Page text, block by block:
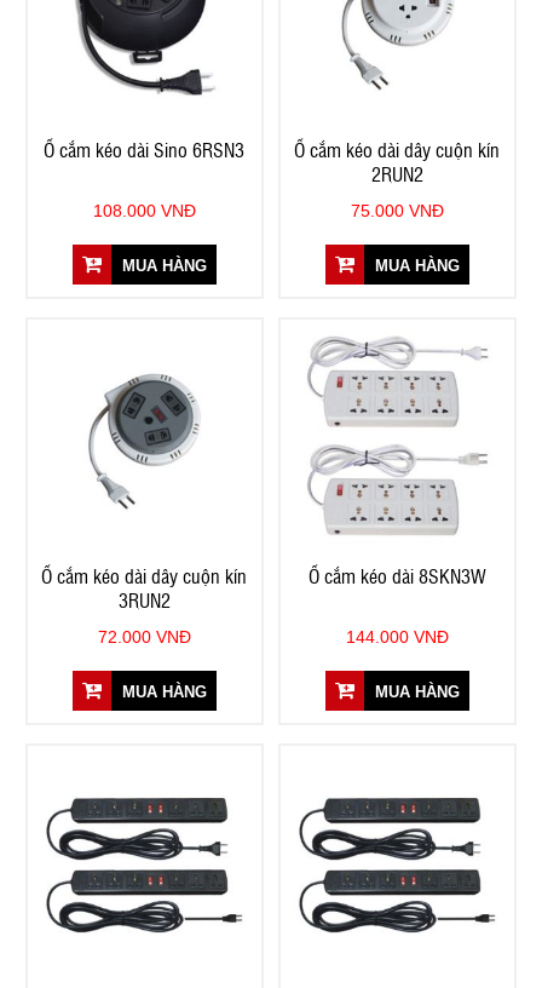
Ổ cắm kéo dài Sino 6RSN3
108.000 VNĐ
MUA HÀNG
Ổ cắm kéo dài dây cuộn kín
2RUN2
75.000 VNĐ
MUA HÀNG
Ổ cắm kéo dài dây cuộn kín
3RUN2
72.000 VNĐ
MUA HÀNG
Ổ cắm kéo dài 8SKN3W
144.000 VNĐ
MUA HÀNG